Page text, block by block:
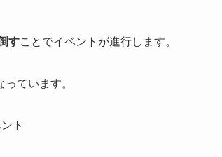
すことでイベントが進行します。
っています。